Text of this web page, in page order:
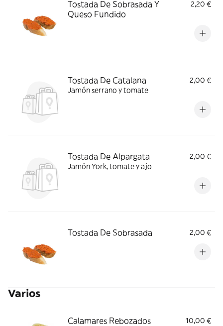
Tostada De Sobrasada Y
Queso Fundido
2,20 €
Tostada De Catalana
2,00 €
Jamón serrano y tomate
Tostada De Alpargata
2,00 €
Jamón York, tomate y ajo
Tostada De Sobrasada 2,00 €
Varios
Calamares Rebozados 10,00 €